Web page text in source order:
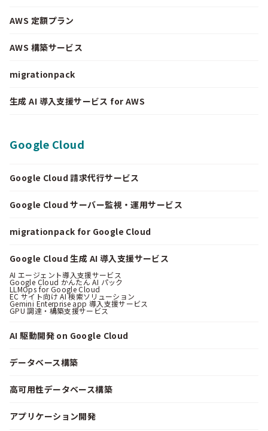
AWS 定額プラン
AWS 構築サービス
migrationpack
生成 AI 導入支援サービス for AWS
Google Cloud
Google Cloud 請求代行サービス
Google Cloud サーバー監視・運用サービス
migrationpack for Google Cloud
Google Cloud 生成 AI 導入支援サービス
AI エージェント導入支援サービス
Google Cloud かんたん AI パック
LLMOps for Google Cloud
EC サイト向け AI 検索ソリューション
Gemini Enterprise app 導入支援サービス
GPU 調達・構築支援サービス
AI 駆動開発 on Google Cloud
データベース構築
高可用性データベース構築
アプリケーション開発